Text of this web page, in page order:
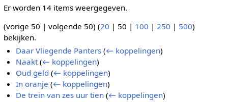
Er worden 14 items weergegeven.
(vorige 50 | volgende 50) (20 | 50 | 100 | 250 | 500)
bekijken.
Daar Vliegende Panters (← koppelingen)
Naakt (← koppelingen)
Oud geld (← koppelingen)
In oranje (← koppelingen)
De trein van zes uur tien (← koppelingen)